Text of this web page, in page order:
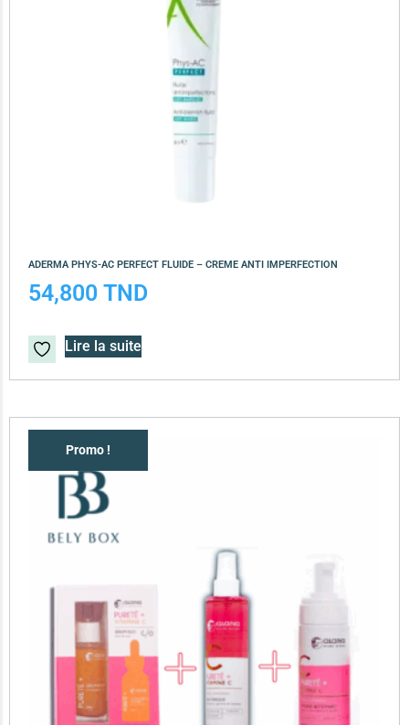
Promo !
ADERMA PHYS-AC PERFECT FLUIDE – CREME ANTI IMPERFECTION
54,800 TND
Lire la suite